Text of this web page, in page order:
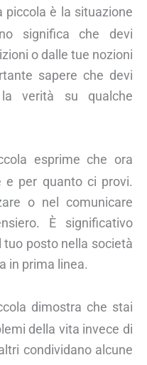
piccola è la situazione
significa che devi
o dalle tue nozioni
sapere che devi
verità su qualche
esprime che ora
e per quanto ci provi.
o nel comunicare
È significativo
tuo posto nella società
in prima linea.
dimostra che stai
della vita invece di
condividano alcune